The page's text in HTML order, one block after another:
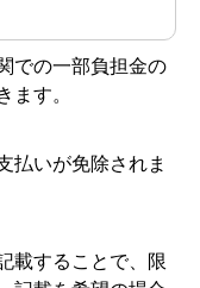
での一部負担金の
す。
払いが免除されま
載することで、限